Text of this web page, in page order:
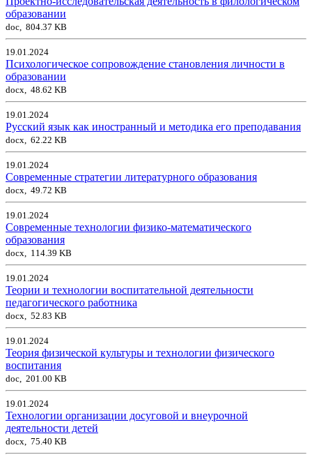
образовании
doc, 804.37 KB
19.01.2024
Психологическое сопровождение становления личности в
образовании
docx, 48.62 KB
19.01.2024
Русский язык как иностранный и методика его преподавания
docx, 62.22 KB
19.01.2024
Современные стратегии литературного образования
docx, 49.72 KB
19.01.2024
Современные технологии физико-математического
образования
docx, 114.39 KB
19.01.2024
Теории и технологии воспитательной деятельности
педагогического работника
docx, 52.83 KB
19.01.2024
Теория физической культуры и технологии физического
воспитания
doc, 201.00 KB
19.01.2024
Технологии организации досуговой и внеурочной
деятельности детей
docx, 75.40 KB